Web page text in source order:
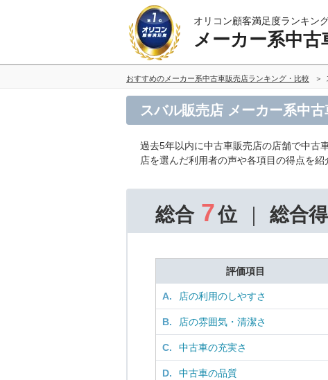
オリコン顧客満足度ランキン
メーカー系中古
おすすめのメーカー系中古車販売店ランキング・比較
スバル販売店 メーカー系中
過去5年以内に中古車販売店の店舗で中古
店を選んだ利用者の声や各項目の得点を紹
総合 7位 総合
評価項目
A. 店の利用のしやすさ
B. 店の雰囲気・清潔さ
C. 中古車の充実さ
D. 中古車の品質